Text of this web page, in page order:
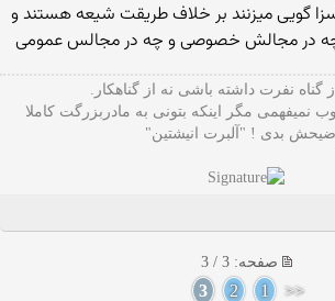
گویی میزنند بر خلاف طریقت شیعه هستند و
چه در مجالش خصوصی و چه در مجالس عمومی
نفرت داشته باشی نه از گناهکار.
مگر اینکه بتونی به مادربزرگت کاملا
بدی ! "آلبرت انیشتین"
صفحه: 3 / 3
<<
1
2
3